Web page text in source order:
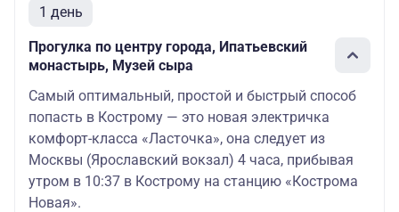
1 день
Прогулка по центру города, Ипатьевский
монастырь, Музей сыра
Самый оптимальный, простой и быстрый способ
попасть в Кострому — это новая электричка
комфорт-класса «Ласточка», она следует из
Москвы (Ярославский вокзал) 4 часа, прибывая
утром в 10:37 в Кострому на станцию «Кострома
Новая».